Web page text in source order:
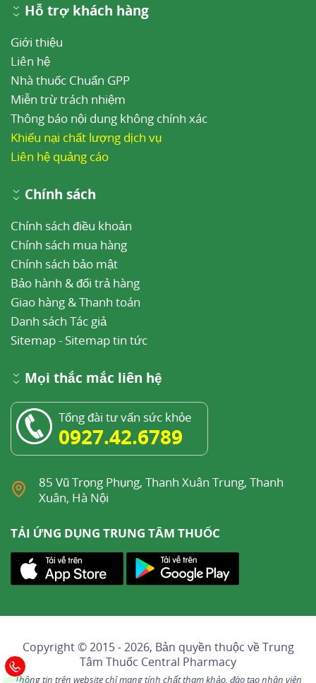
Hỗ trợ khách hàng
Giới thiệu
Liên hệ
Nhà thuốc Chuẩn GPP
Miễn trừ trách nhiệm
Thông báo nội dung không chính xác
Khiếu nại chất lượng dịch vụ
Liên hệ quảng cáo
Chính sách
Chính sách điều khoản
Chính sách mua hàng
Chính sách bảo mật
Bảo hành & đổi trả hàng
Giao hàng & Thanh toán
Danh sách Tác giả
Sitemap- Sitemap tin tức
Mọi thắc mắc liên hệ
Tổng đài tư vấn sức khỏe
0927.42.6789
85 Vũ Trọng Phụng, Thanh Xuân Trung, Thanh
Xuân, Hà Nội
TẢI ỨNG DỤNG TRUNG TÂM THUỐC
Copyright © 2015 - 2026, Bản quyền thuộc vềTrung
Tâm Thuốc Central Pharmacy
Thông tin trên website chỉ mang tính chất tham khảo, đào tạo nhân viên